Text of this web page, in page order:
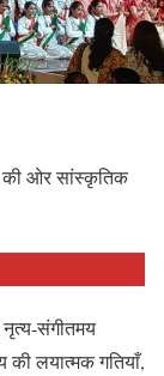
की ओर सांस्कृतिक
नृत्य-संगीतमय
लयात्मक गतियाँ,